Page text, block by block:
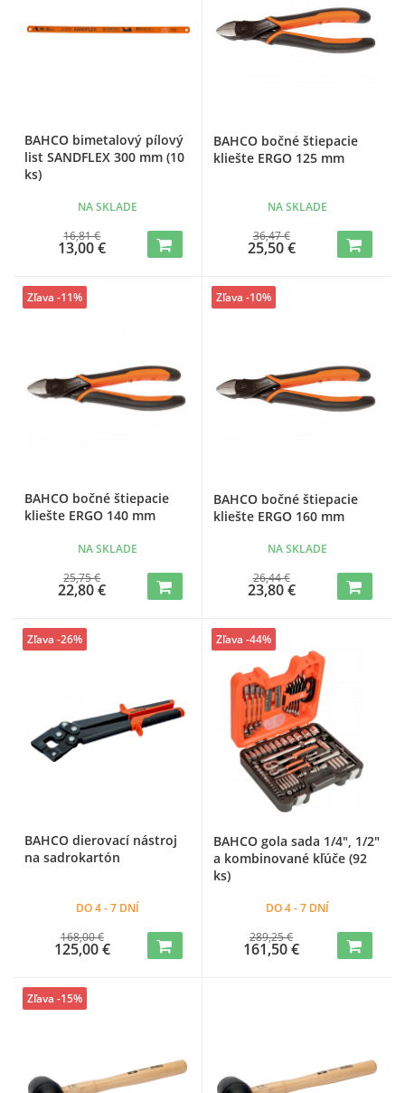
BAHCO bimetalový pílový
list SANDFLEX 300 mm (10
ks)
NA SKLADE
16,81 €
13,00 €
BAHCO bočné štiepacie
kliešte ERGO 125 mm
NA SKLADE
36,47 €
25,50 €
BAHCO bočné štiepacie
kliešte ERGO 140 mm
NA SKLADE
25,75 €
22,80 €
Zľava -11%
BAHCO bočné štiepacie
kliešte ERGO 160 mm
NA SKLADE
26,44 €
23,80 €
Zľava -10%
BAHCO dierovací nástroj
na sadrokartón
DO 4 - 7 DNÍ
168,00 €
125,00 €
Zľava -26%
BAHCO gola sada 1/4", 1/2"
a kombinované kľúče (92
ks)
DO 4 - 7 DNÍ
289,25 €
161,50 €
Zľava -44%
Zľava -15%